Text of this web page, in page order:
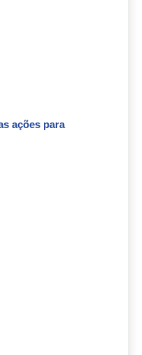
ações para